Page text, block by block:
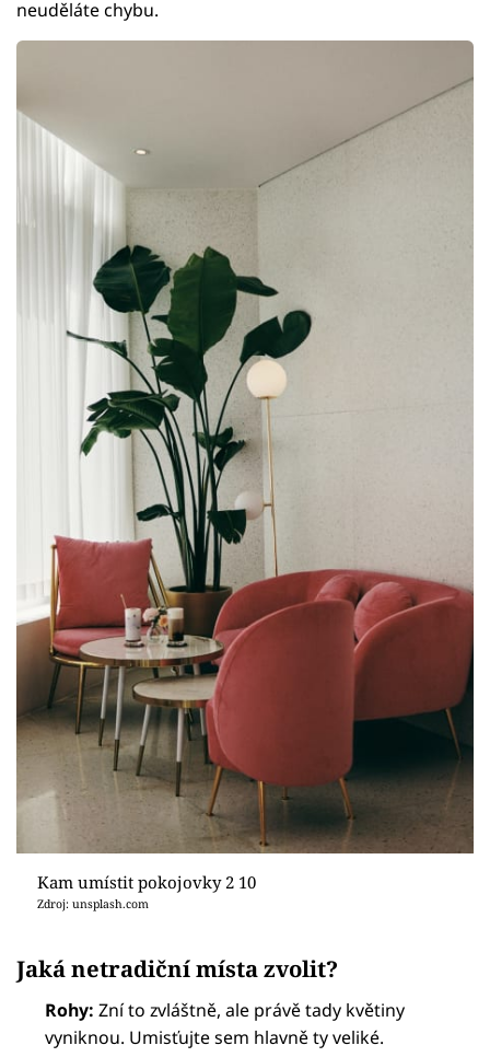
neuděláte chybu.
Kam umístit pokojovky 2 10
Zdroj: unsplash.com
Jaká netradiční místa zvolit?
Rohy: Zní to zvláštně, ale právě tady květiny
vyniknou. Umisťujte sem hlavně ty veliké.